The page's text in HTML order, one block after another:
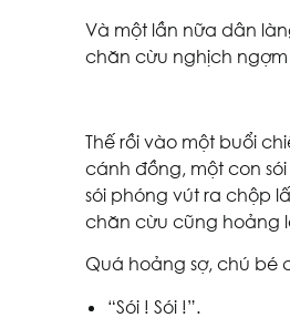
Và một lần nữa dân
chăn cừu nghịch ngợm
Thế rồi vào một buổi
cánh đồng, một con
sói phóng vút ra chộp
chăn cừu cũng hoảng
Quá hoảng sợ, chú bé
“Sói ! Sói !”.